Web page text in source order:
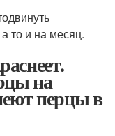
то и на месяц.
на
перцы в